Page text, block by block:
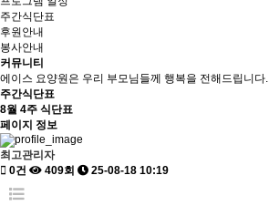
주간식단표
후원안내
봉사안내
커뮤니티
에이스 요양원은 우리 부모님들께 행복을 전해드립니다.
주간식단표
8월 4주 식단표
페이지 정보
최고관리자
0건
409회 25-08-18 10:19